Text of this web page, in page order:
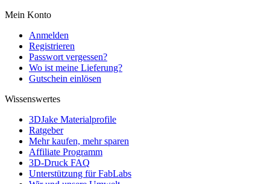
Mein Konto
Anmelden
Registrieren
Passwort vergessen?
Wo ist meine Lieferung?
Gutschein einlösen
Wissenswertes
3DJake Materialprofile
Ratgeber
Mehr kaufen, mehr sparen
Affiliate Programm
3D-Druck FAQ
Unterstützung für FabLabs